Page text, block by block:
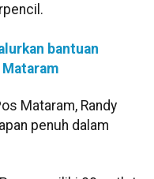
bantuan
Mataram, Randy
penuh dalam